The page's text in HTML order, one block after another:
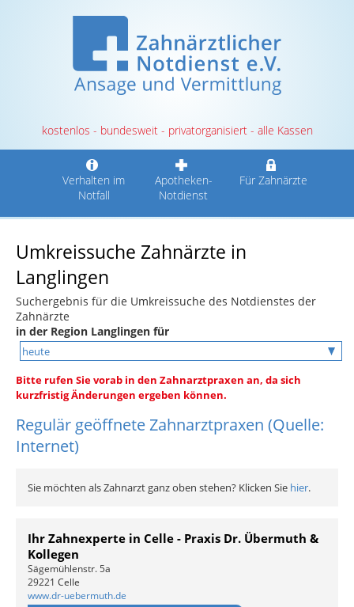
kostenlos - bundesweit - privatorganisiert - alle Kassen
Verhalten im
Notfall
Apotheken-
Notdienst
Für Zahnärzte
Umkreissuche Zahnärzte in
Langlingen
Suchergebnis für die Umkreissuche des Notdienstes der
Zahnärzte
in der Region Langlingen für
Bitte rufen Sie vorab in den Zahnarztpraxen an, da sich
kurzfristig Änderungen ergeben können.
Regulär geöffnete Zahnarztpraxen (Quelle:
Internet)
Sie möchten als Zahnarzt ganz oben stehen? Klicken Sie hier.
Ihr Zahnexperte in Celle - Praxis Dr. Übermuth &
Kollegen
Sägemühlenstr. 5a
29221 Celle
www.dr-uebermuth.de